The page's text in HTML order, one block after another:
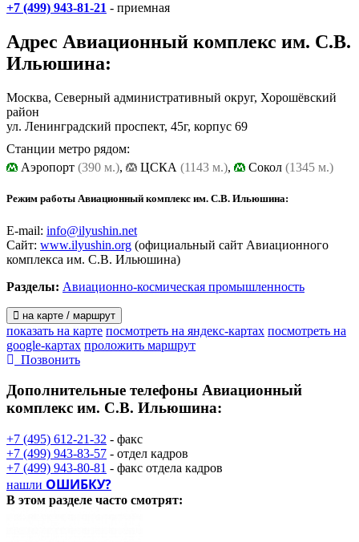
+7 (499) 943-81-21 - приемная
Адрес Авиационный комплекс им. С.В.
Ильюшина:
Москва, Северный административный округ, Хорошёвский
район
ул. Ленинградский проспект, 45г, корпус 69
Станции метро рядом:
Аэропорт (390 м.), ЦСКА (1143 м.), Cокол (1345 м.)
Режим работы Авиационный комплекс им. С.В. Ильюшина:
E-mail: info@ilyushin.net
Сайт: www.ilyushin.org (официальный сайт Авиационного
комплекса им. С.В. Ильюшина)
Разделы: Авиационно-космическая промышленность
на карте / маршрут
показать на карте посмотреть на яндекс-картах посмотреть на
google-картах проложить маршрут
Позвонить
Дополнительные телефоны Авиационный
комплекс им. С.В. Ильюшина:
+7 (495) 612-21-32 - факс
+7 (499) 943-83-57 - отдел кадров
+7 (499) 943-80-81 - факс отдела кадров
нашли ОШИБКУ?
В этом разделе часто смотрят: